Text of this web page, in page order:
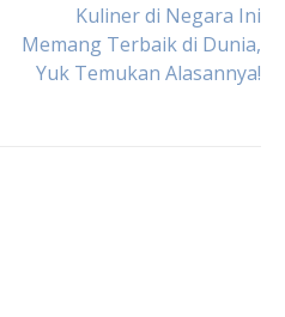
Kuliner di Negara Ini
Memang Terbaik di Dunia,
Yuk Temukan Alasannya!